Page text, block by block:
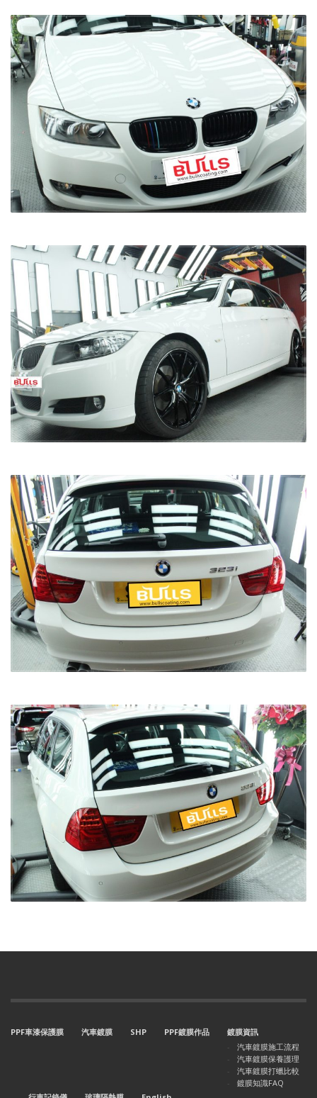
PPF車漆保護膜 汽車鍍膜 SHP PPF鍍膜作品
鍍膜資訊
汽車鍍膜施工流程
汽車鍍膜保養護理
汽車鍍膜打蠟比較
鍍膜知識FAQ